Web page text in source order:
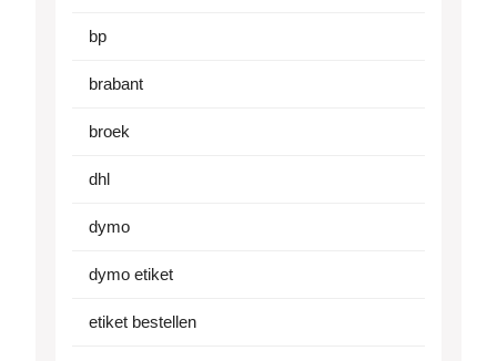
bp
brabant
broek
dhl
dymo
dymo etiket
etiket bestellen